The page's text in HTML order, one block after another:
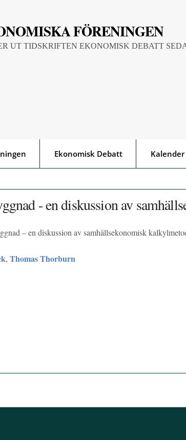
FÖRENINGEN
UT TIDSKRIFTEN EKONOMISK DEBATT
Ekonomisk Debatt Kalender
- en diskussion av
– en diskussion av samhällsekonomisk
, Thomas Thorburn